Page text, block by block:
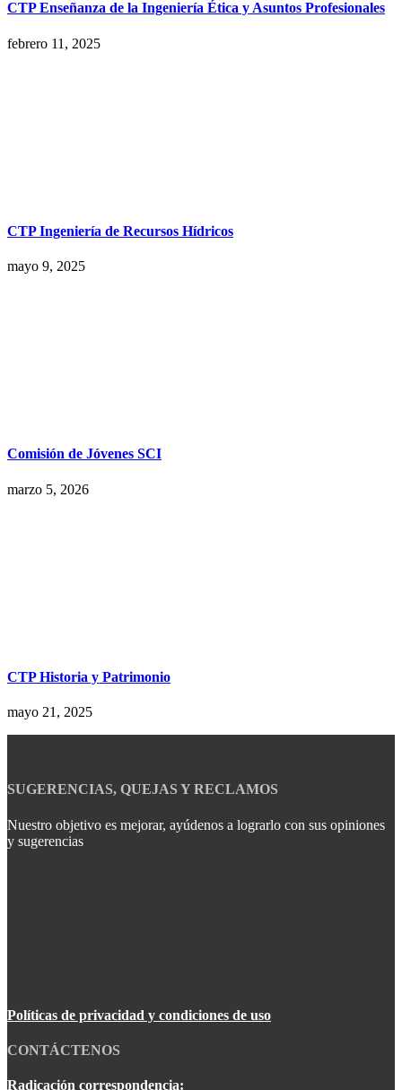
CTP Enseñanza de la Ingeniería Ética y Asuntos Profesionales
febrero 11, 2025
CTP Ingeniería de Recursos Hídricos
mayo 9, 2025
Comisión de Jóvenes SCI
marzo 5, 2026
CTP Historia y Patrimonio
mayo 21, 2025
SUGERENCIAS, QUEJAS Y RECLAMOS
Nuestro objetivo es mejorar, ayúdenos a lograrlo con sus opiniones
y sugerencias
Políticas de privacidad y condiciones de uso
CONTÁCTENOS
Radicación correspondencia: